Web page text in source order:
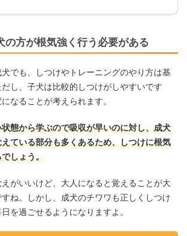
の方が根気強く行う必要がある
でも、しつけやトレーニングのやり方は基
し、子犬は比較的しつけがしやすいです
なることが考えられます。
態から学ぶので吸収が早いのに対し、成犬
ている部分も多くあるため、しつけに根気
しょう。
がいいけど、大人になると覚えることが大
ね。しかし、成犬のチワワも正しくしつけ
を過ごせるようになりますよ。